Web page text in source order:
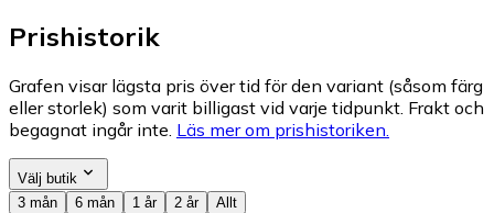
Prishistorik
Grafen visar lägsta pris över tid för den variant (såsom färg
eller storlek) som varit billigast vid varje tidpunkt. Frakt och
begagnat ingår inte. Läs mer om prishistoriken.
Välj butik
3 mån
6 mån 1 år 2 år Allt